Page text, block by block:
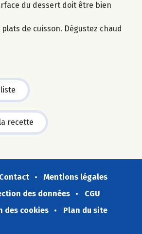
du dessert doit être bien
de cuisson. Dégustez chaud
recette
Contact
Mentions légales
des données
CGU
des cookies
Plan du site